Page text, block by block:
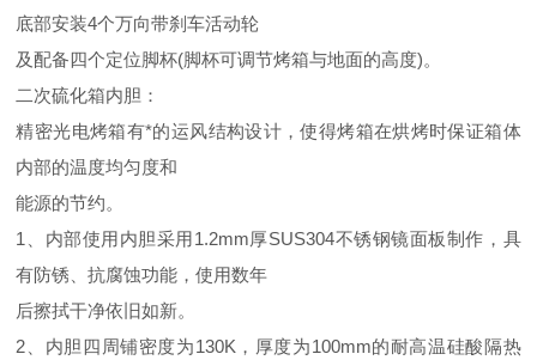
底部安装4个万向带刹车活动轮
及配备四个定位脚杯(脚杯可调节烤箱与地面的高度)。
二次硫化箱内胆：
精密光电烤箱有*的运风结构设计，使得烤箱在烘烤时保证箱体
内部的温度均匀度和
能源的节约。
1、内部使用内胆采用1.2mm厚SUS304不锈钢镜面板制作，具
有防锈、抗腐蚀功能，使用数年
后擦拭干净依旧如新。
2、内胆四周铺密度为130K，厚度为100mm的耐高温硅酸隔热